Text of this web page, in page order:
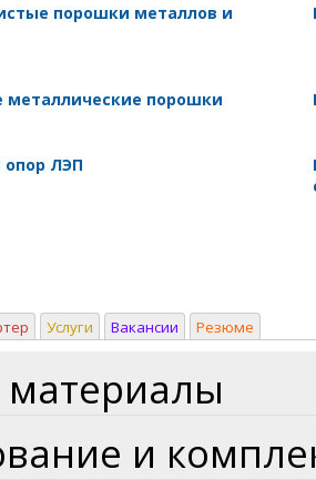
порошки металлов и
металлические порошки
ЛЭП
Услуги Вакансии Резюме
и